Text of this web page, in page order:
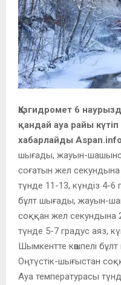
Қазгидромет 6
қандай ауа райы
хабарлайды Aspan.info
шығады, жауын-
соғатын жел
түнде 11-13, күндіз 4-6
бұлт шығады, жауын-
соққан жел секундына
түнде 5-7 градус аяз,
Шымкентте көшпелі
Оңтүстік-шығыстан
Ауа температурасы